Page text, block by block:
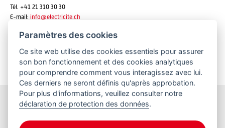
Tél. +41 21 310 30 30
E-mail: info@electricite.ch
S'abonner aux newsletters
Restez informés
Paramètres des cookies
Ce site web utilise des cookies essentiels pour assurer
son bon fonctionnement et des cookies analytiques
pour comprendre comment vous interagissez avec lui.
Ces derniers ne seront définis qu'après approbation.
Pour plus d'informations, veuillez consulter notre
déclaration de protection des données.